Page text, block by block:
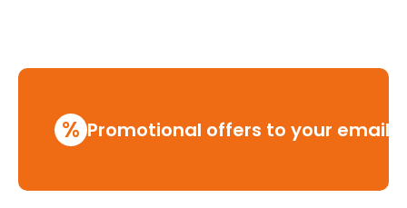
% Promotional offers to your email